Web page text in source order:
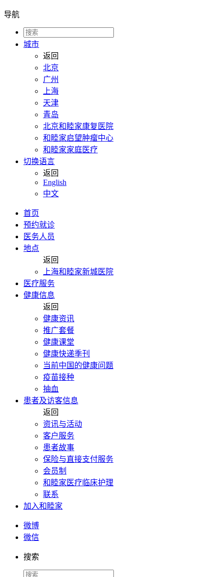
导航
城市
返回
北京
广州
上海
天津
青岛
北京和睦家康复医院
和睦家启望肿瘤中心
和睦家家庭医疗
切换语言
返回
English
中文
首页
预约就诊
医务人员
地点
返回
上海和睦家新城医院
医疗服务
健康信息
返回
健康资讯
推广套餐
健康课堂
健康快递季刊
当前中国的健康问题
疫苗接种
抽血
患者及访客信息
返回
资讯与活动
客户服务
患者故事
保险与直接支付服务
会员制
和睦家医疗临床护理
联系
加入和睦家
微博
微信
搜索